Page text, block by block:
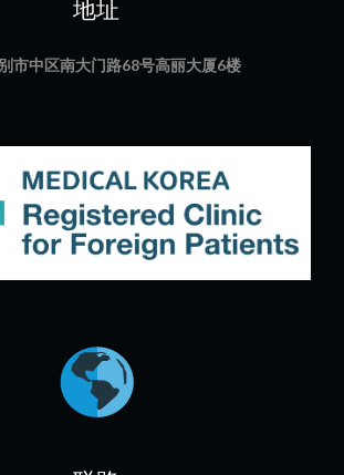
地址
市中区南大门路68号高丽大厦6楼